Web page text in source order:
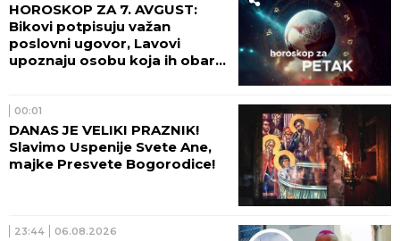
HOROSKOP ZA 7. AVGUST:
Bikovi potpisuju važan
poslovni ugovor, Lavovi
upoznaju osobu koja ih obara
00:01
DANAS JE VELIKI PRAZNIK!
Slavimo Uspenije Svete Ane,
majke Presvete Bogorodice!
23:44 06.08.2026